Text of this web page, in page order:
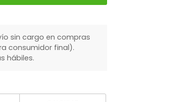
sin cargo en compras
consumidor final).
hábiles.